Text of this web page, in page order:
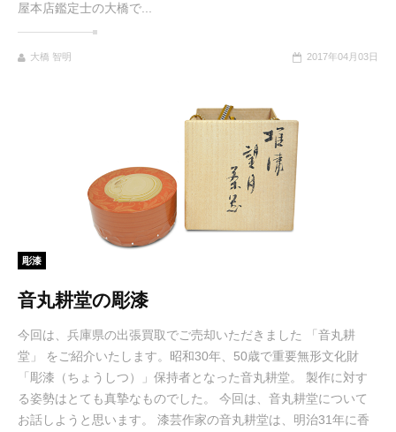
屋本店鑑定士の大橋で...
大橋 智明 2017年04月03日
彫漆
音丸耕堂の彫漆
今回は、兵庫県の出張買取でご売却いただきました 「音丸耕
堂」 をご紹介いたします。昭和30年、50歳で重要無形文化財
「彫漆（ちょうしつ）」保持者となった音丸耕堂。 製作に対す
る姿勢はとても真摯なものでした。 今回は、音丸耕堂について
お話しようと思います。 漆芸作家の音丸耕堂は、明治31年に香